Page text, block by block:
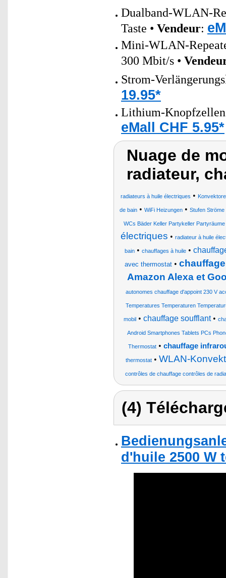
Dualband-WLAN-
Taste • Vendeur:
Mini-WLAN-
300 Mbit/s •
Strom-
19.95*
Lithium-Knopfzellen
eMall CHF 5.95*
Nuage de
radiateur,
radiateurs à huile électriques •
de bain • WiFi Heizungen • Stufen
WCs Bäder Keller Partykeller
électriques • radiateur à huile
bain• chauffages à huile•
avec thermostat •
Amazon Alexa et
autonomes chauffage d'appoint 230 V
Temperatures Temperaturen
mobil• chauffage soufflant•
Android Smartphones Tablets PCs
Thermostat• chauffage
thermostat • WLAN-
contrôles de chauffage contrôles de
(4)
d'huile 2500 W